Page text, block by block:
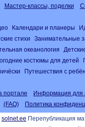
Мастер-классы, поделки
Календари и планеры
стихи Занимательные
океанология
костюмы для детей
Путешествия с
портале Информация для
(FAQ)
Политика
solnet.ee Перепубликация